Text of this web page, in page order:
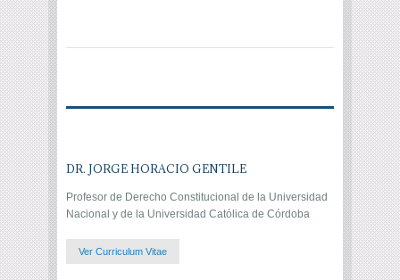
DR. JORGE HORACIO GENTILE
Profesor de Derecho Constitucional de la Universidad
Nacional y de la Universidad Católica de Córdoba
Ver Curriculum Vitae